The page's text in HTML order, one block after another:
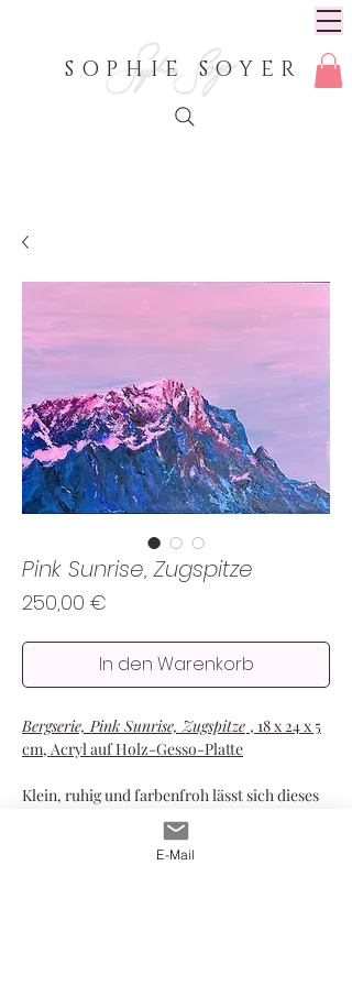
SOPHIE SOYER
Pink Sunrise, Zugspitze
250,00 €
In den Warenkorb
Bergserie, Pink Sunrise, Zugspitze , 18 x 24 x 5
cm, Acryl auf Holz-Gesso-Platte
Klein, ruhig und farbenfroh lässt sich dieses
Gemälde ohne Rahmen an die Wand hängen
oder aufgrund seiner Tiefe frei im Raum
E-Mail